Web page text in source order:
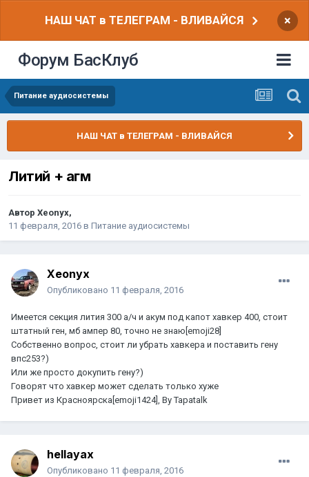
НАШ ЧАТ в ТЕЛЕГРАМ - ВЛИВАЙСЯ ×
Форум БасКлуб
Питание аудиосистемы
НАШ ЧАТ в ТЕЛЕГРАМ - ВЛИВАЙСЯ
Литий + агм
Автор Xeonyx,
11 февраля, 2016 в Питание аудиосистемы
Xeonyx
Опубликовано 11 февраля, 2016
Имеется секция лития 300 а/ч и акум под капот хавкер 400, стоит
штатный ген, мб ампер 80, точно не знаю[emoji28]
Собственно вопрос, стоит ли убрать хавкера и поставить гену
впс253?)
Или же просто докупить гену?)
Говорят что хавкер может сделать только хуже
Привет из Красноярска[emoji1424], By Tapatalk
hellayax
Опубликовано 11 февраля, 2016